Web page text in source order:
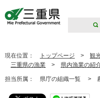
現在位置： トップページ > 観
三重県の漁業 > 県内漁業の紹
担当所属： 県庁の組織一覧 >